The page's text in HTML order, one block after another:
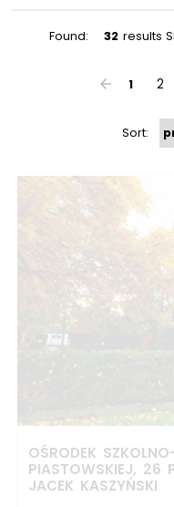
Found: 32 results
arrow_back 1 2
Sort:
OŚRODEK
PIASTOWSKIEJ, 26
JACEK KASZYŃSKI